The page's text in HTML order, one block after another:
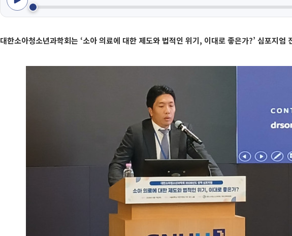
대한소아청소년과학회는 ‘소아 의료에 대한 제도와 법적인 위기, 이대로 좋은가?’ 심포지엄